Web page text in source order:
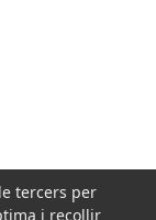
tercers per
i recollir